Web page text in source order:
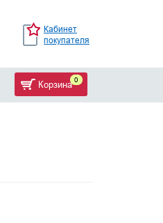
Кабинет
покупателя
Корзина 0